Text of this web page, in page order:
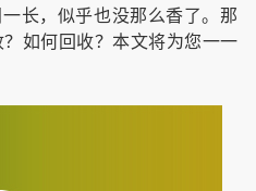
长，似乎也没那么香了。那
如何回收？本文将为您一一